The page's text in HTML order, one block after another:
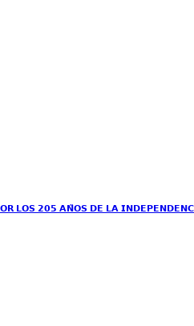
𝗟𝗢𝗦 𝟮𝟬𝟱 𝗔𝗡̃𝗢𝗦 𝗗𝗘 𝗟𝗔